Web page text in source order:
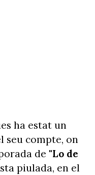
ha estat un
seu compte, on
de "Lo de
piulada, en el